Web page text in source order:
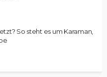
So steht es um Karaman,